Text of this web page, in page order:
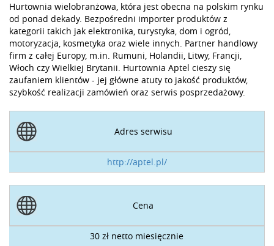
Hurtownia wielobranżowa, która jest obecna na polskim rynku
od ponad dekady. Bezpośredni importer produktów z
kategorii takich jak elektronika, turystyka, dom i ogród,
motoryzacja, kosmetyka oraz wiele innych. Partner handlowy
firm z całej Europy, m.in. Rumuni, Holandii, Litwy, Francji,
Włoch czy Wielkiej Brytanii. Hurtownia Aptel cieszy się
zaufaniem klientów - jej główne atuty to jakość produktów,
szybkość realizacji zamówień oraz serwis posprzedażowy.
Adres serwisu
http://aptel.pl/
Cena
30 zł netto miesięcznie